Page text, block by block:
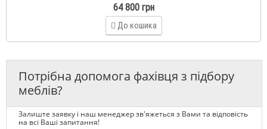
64 800 грн
До кошика
Потрібна допомога фахівця з підбору
меблів?
Залиште заявку і наш менеджер зв'яжеться з Вами та відповість
на всі Ваші запитання!